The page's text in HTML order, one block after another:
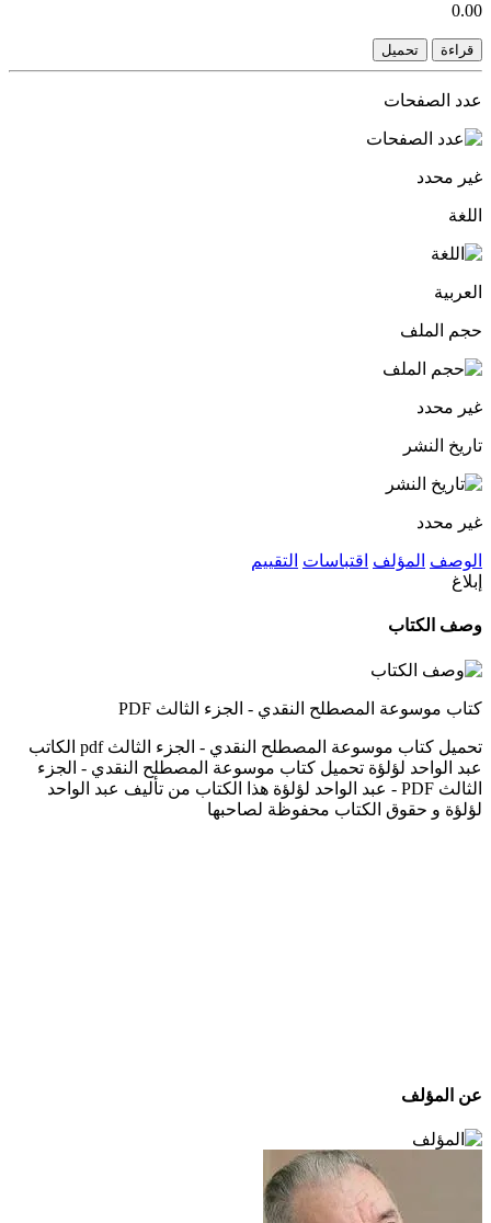
0.00
قراءة تحميل
عدد الصفحات
غير محدد
اللغة
العربية
حجم الملف
غير محدد
تاريخ النشر
غير محدد
الوصف المؤلف اقتباسات التقييم
إبلاغ
وصف الكتاب
كتاب موسوعة المصطلح النقدي - الجزء الثالث PDF
تحميل كتاب موسوعة المصطلح النقدي - الجزء الثالث pdf الكاتب
عبد الواحد لؤلؤة تحميل كتاب موسوعة المصطلح النقدي - الجزء
الثالث PDF - عبد الواحد لؤلؤة هذا الكتاب من تأليف عبد الواحد
لؤلؤة و حقوق الكتاب محفوظة لصاحبها
عن المؤلف